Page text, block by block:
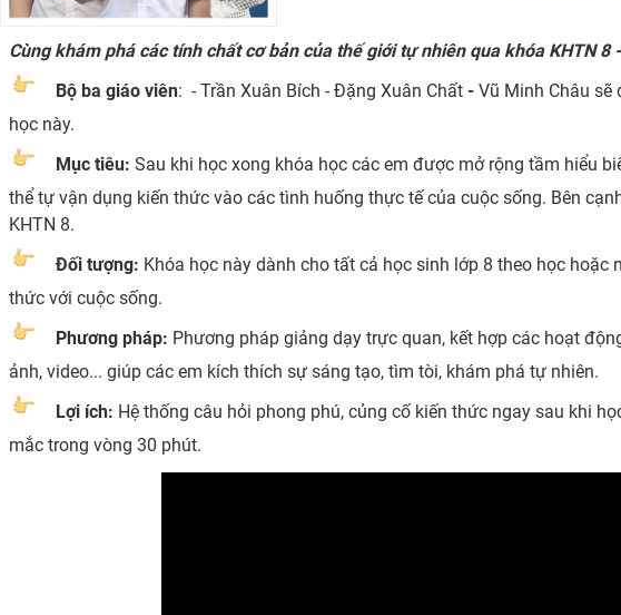
Cùng khám phá các tính chất cơ bản của thế giới tự nhiên qua khóa KHTN
Bộ ba giáo viên: - Trần Xuân Bích - Đặng Xuân Chất-Vũ Minh Châu sẽ
học này.
Mục tiêu: Sau khi học xong khóa học các em được mở rộng tầm hiểu
thể tự vận dụng kiến thức vào các tình huống thực tế của cuộc sống. Bên
KHTN 8.
Đối tượng: Khóa học này dành cho tất cả học sinh lớp 8 theo học hoặc
thức với cuộc sống.
Phương pháp: Phương pháp giảng dạy trực quan, kết hợp các hoạt
ảnh, video... giúp các em kích thích sự sáng tạo, tìm tòi, khám phá tự nhiên.
Lợi ích: Hệ thống câu hỏi phong phú, củng cố kiến thức ngay sau khi
mắc trong vòng 30 phút.